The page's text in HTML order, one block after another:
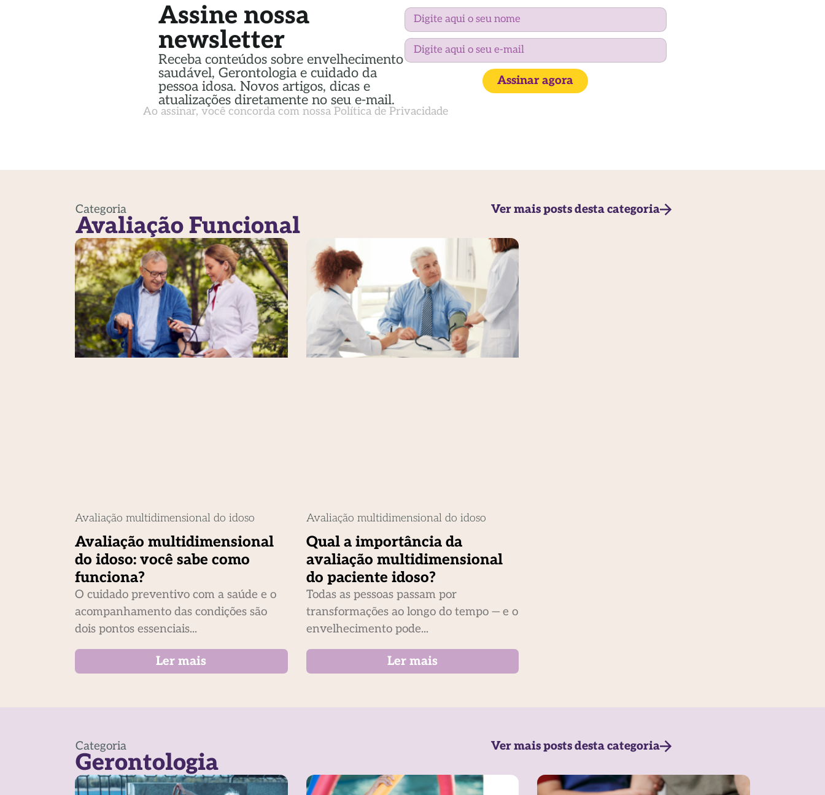
Assine nossa
newsletter
Receba conteúdos sobre envelhecimento
saudável, Gerontologia e cuidado da
pessoa idosa. Novos artigos, dicas e
atualizações diretamente no seu e-mail.
Assinar agora
Ao assinar, você concorda com nossa Política de Privacidade
Categoria
Avaliação Funcional
Ver mais posts desta categoria
Avaliação multidimensional do idoso
Avaliação multidimensional
do idoso: você sabe como
funciona?
O cuidado preventivo com a saúde e o
acompanhamento das condições são
dois pontos essenciais...
Ler mais
Avaliação multidimensional do idoso
Qual a importância da
avaliação multidimensional
do paciente idoso?
Todas as pessoas passam por
transformações ao longo do tempo — e o
envelhecimento pode...
Ler mais
Categoria
Gerontologia
Ver mais posts desta categoria